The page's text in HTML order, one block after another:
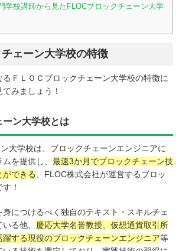
学校講師から見たFLOCブロックチェーン大学
ェーン大学校の特徴
ＦＬＯＣブロックチェーン大学校の特徴に
みましょう！
ーン大学校とは
大学校は、ブロックチェーンエンジニアに
を提供し、 最速3か月でブロックチェーン技
できる
、FLOC株式会社が運営するブロッ
！
につけるべく独自のテキスト・スキルチェ
る他、
慶応大学名誉教授、仮想通貨取引所
する現役のブロックチェーンエンジニア等